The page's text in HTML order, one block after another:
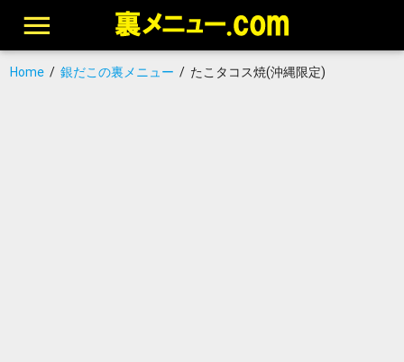
Home/ 銀だこの裏メニュー / たこタコス焼(沖縄限定)